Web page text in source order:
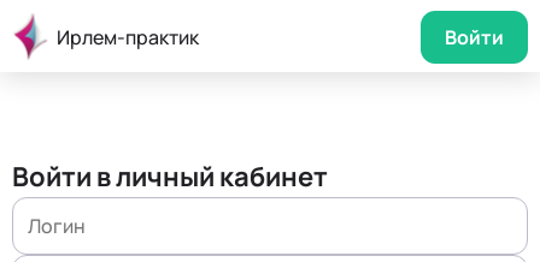
Ирлем-практик Войти
Войти в личный кабинет